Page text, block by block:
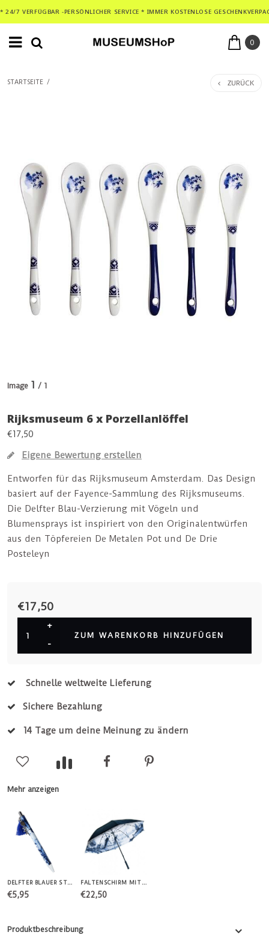
* 24/7 VERFÜGBAR -PERSÖNLICHER SERVICE * IMMER KOSTENLOSE
0
STARTSEITE / ZURÜCK
Image 1 / 1
Rijksmuseum 6 x Porzellanlöffel
€17,50
Eigene Bewertung erstellen
Entworfen für das Rijksmuseum Amsterdam. Das Design
basiert auf der Fayence-Sammlung des Rijksmuseums.
Die Delfter Blau-Verzierung mit Vögeln und
Blumensprays ist inspiriert von den Originalentwürfen
aus den Töpfereien De Metalen Pot und De Drie
Posteleyn
€17,50
+
-
ZUM WARENKORB HINZUFÜGEN
Schnelle weltweite Lieferung
Sichere Bezahlung
14 Tage um deine Meinung zu ändern
Mehr anzeigen
DELFTER BLAUER STIFT
€5,95
FALTENSCHIRM MIT BLAUEM DELFTER INTERIEUR
€22,50
Produktbeschreibung